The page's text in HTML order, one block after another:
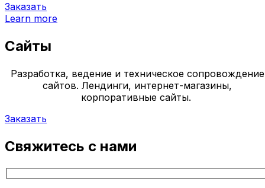
Заказать
Learn more
Сайты
Разработка, ведение и техническое сопровождение
сайтов. Лендинги, интернет-магазины,
корпоративные сайты.
Заказать
Свяжитесь с нами